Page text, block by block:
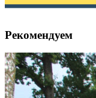
Рекомендуем